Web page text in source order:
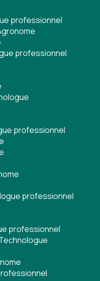
professionnel
professionnel
professionnel
professionnel
professionnel